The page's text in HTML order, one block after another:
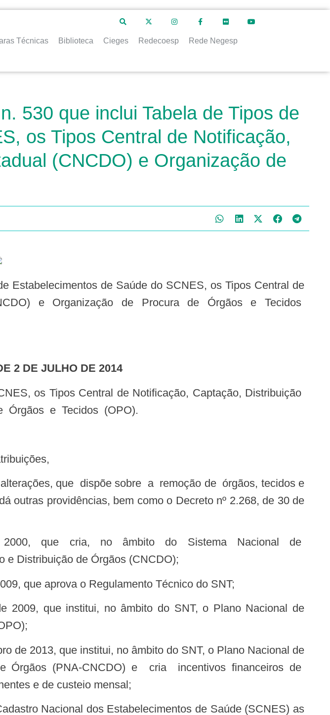
Técnicas Biblioteca Cieges Redecoesp Rede Negesp
530 que inclui Tabela de Tipos de
os Tipos Central de Notificação,
(CNCDO) e Organização de
e Organização de Procura de Órgãos e Tecidos
2 DE JULHO DE 2014
Órgãos e Tecidos (OPO).
outras providências, bem como o Decreto nº 2.268, de 30 de
e Distribuição de Órgãos (CNCDO);
que aprova o Regulamento Técnico do SNT;
Órgãos (PNA-CNCDO) e cria incentivos financeiros de
e de custeio mensal;